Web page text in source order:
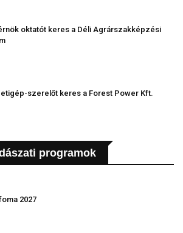
oktatót keres a Déli Agrárszakképzési
szerelőt keres a Forest Power Kft.
programok
2027